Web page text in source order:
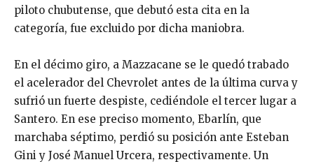
piloto chubutense, que debutó esta cita en la
categoría, fue excluido por dicha maniobra.
En el décimo giro, a Mazzacane se le quedó trabado
el acelerador del Chevrolet antes de la última curva y
sufrió un fuerte despiste, cediéndole el tercer lugar a
Santero. En ese preciso momento, Ebarlín, que
marchaba séptimo, perdió su posición ante Esteban
Gini y José Manuel Urcera, respectivamente. Un